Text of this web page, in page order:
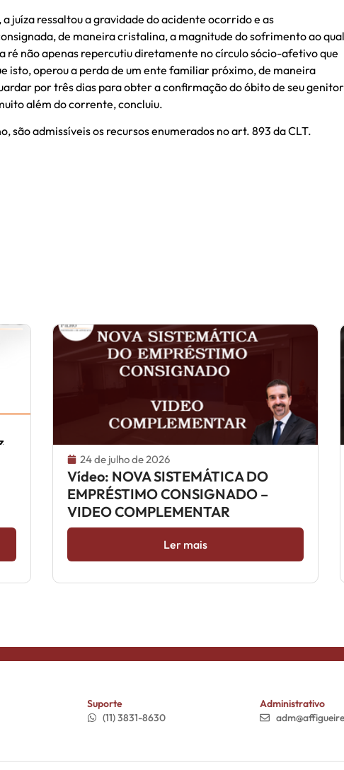
juíza ressaltou a gravidade do acidente ocorrido e as
de maneira cristalina, a magnitude do sofrimento ao qual
ré não apenas repercutiu diretamente no círculo sócio-afetivo que
isto, operou a perda de um ente familiar próximo, de maneira
por três dias para obter a confirmação do óbito de seu
além do corrente, concluiu.
são admissíveis os recursos enumerados no art. 893 da CLT.
24 de julho de 2026
Vídeo: NOVA SISTEMÁTICA DO
EMPRÉSTIMO CONSIGNADO –
VIDEO COMPLEMENTAR
Ler mais
Suporte
(11) 3831-8630
Administrativo